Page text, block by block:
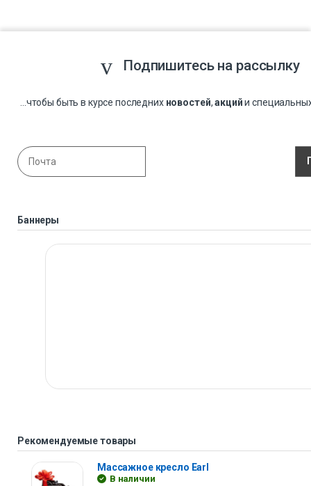
Подпишитесь на рассылку
...чтобы быть в курсе последних новостей,акцийи
Баннеры
Рекомендуемые товары
Массажное кресло Earl
В наличии